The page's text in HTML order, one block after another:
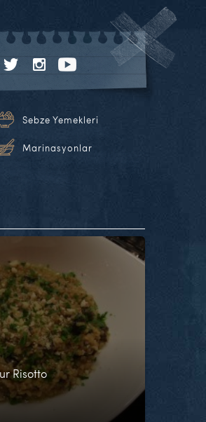
Sebze Yemekleri
Marinasyonlar
Risotto